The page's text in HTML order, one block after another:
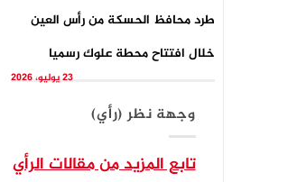
طرد محافظ الحسكة من رأس العين
خلال افتتاح محطة علوك رسميا
23 يوليو، 2026
وجهة نظر (رأي)
تابع المزيد من مقالات الرأي